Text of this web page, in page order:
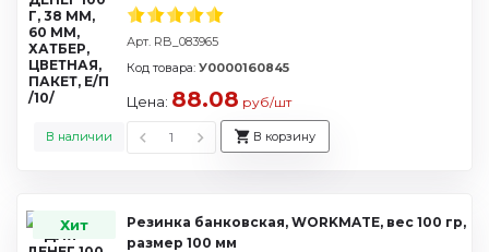
Арт. RB_083965
В наличии
Код товара: У0000160845
Цена: 88.08 руб/шт
В корзину
Хит
Резинка банковская, WORKMATE, вес 100 гр,
размер 100 мм